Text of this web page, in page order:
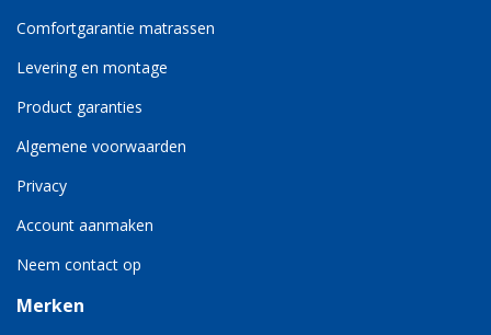
Comfortgarantie matrassen
Levering en montage
Product garanties
Algemene voorwaarden
Privacy
Account aanmaken
Neem contact op
Merken